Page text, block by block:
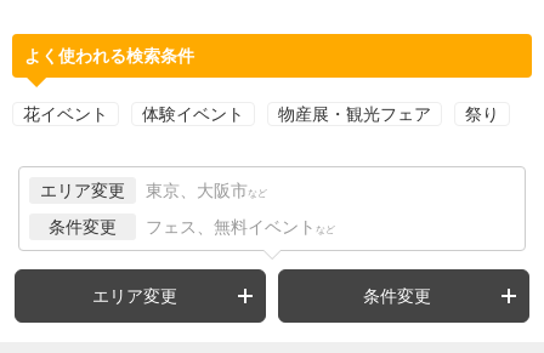
よく使われる検索条件
花イベント 体験イベント 物産展・観光フェア 祭り
エリア変更 東京、大阪市 など
条件変更 フェス、無料イベント など
エリア変更 条件変更